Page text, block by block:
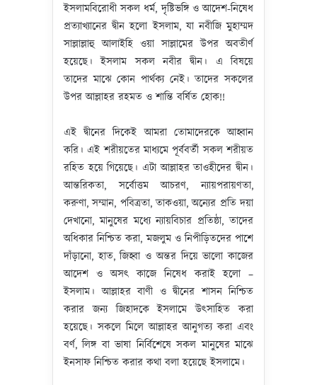
ইসলামবিরোধী সকল ধর্ম, দৃষ্টিভঙ্গি ও আদেশ-নিষেধ
প্রত্যাখ্যানের দ্বীন হলো ইসলাম, যা নবীজি মুহাম্মদ
সাল্লাল্লাহু আলাইহি ওয়া সাল্লামের উপর অবতীর্ণ
হয়েছে। ইসলাম সকল নবীর দ্বীন। এ বিষয়ে
তাদের মাঝে কোন পার্থক্য নেই। তাদের সকলের
উপর আল্লাহর রহমত ও শান্তি বর্ষিত হোক!!
এই দ্বীনের দিকেই আমরা তোমাদেরকে আহ্বান
করি। এই শরীয়তের মাধ্যমে পূর্ববর্তী সকল শরীয়ত
রহিত হয়ে গিয়েছে। এটা আল্লাহর তাওহীদের দ্বীন।
আন্তরিকতা, সর্বোত্তম আচরণ, ন্যায়পরায়ণতা,
করুণা, সম্মান, পবিত্রতা, তাকওয়া, অন্যের প্রতি দয়া
দেখানো, মানুষের মধ্যে ন্যায়বিচার প্রতিষ্ঠা, তাদের
অধিকার নিশ্চিত করা, মজলুম ও নিপীড়িতদের পাশে
দাঁড়ানো, হাত, জিহ্বা ও অন্তর দিয়ে ভালো কাজের
আদেশ ও অসৎ কাজে নিষেধ করাই হলো –
ইসলাম। আল্লাহর বাণী ও দ্বীনের শাসন নিশ্চিত
করার জন্য জিহাদকে ইসলামে উৎসাহিত করা
হয়েছে। সকলে মিলে আল্লাহর আনুগত্য করা এবং
বর্ণ, লিঙ্গ বা ভাষা নির্বিশেষে সকল মানুষের মাঝে
ইনসাফ নিশ্চিত করার কথা বলা হয়েছে ইসলামে।